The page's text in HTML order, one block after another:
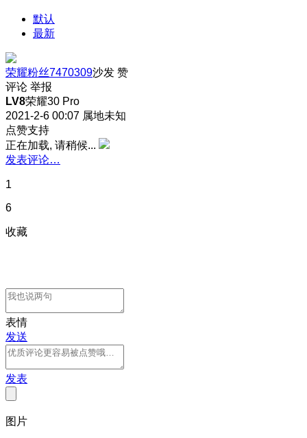
默认
最新
荣耀粉丝7470309沙发 赞
评论 举报
LV8荣耀30 Pro
2021-2-6 00:07 属地未知
点赞支持
正在加载, 请稍候...
发表评论…
1
6
收藏
表情
发送
发表
图片